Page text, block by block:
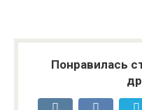
Понравилась